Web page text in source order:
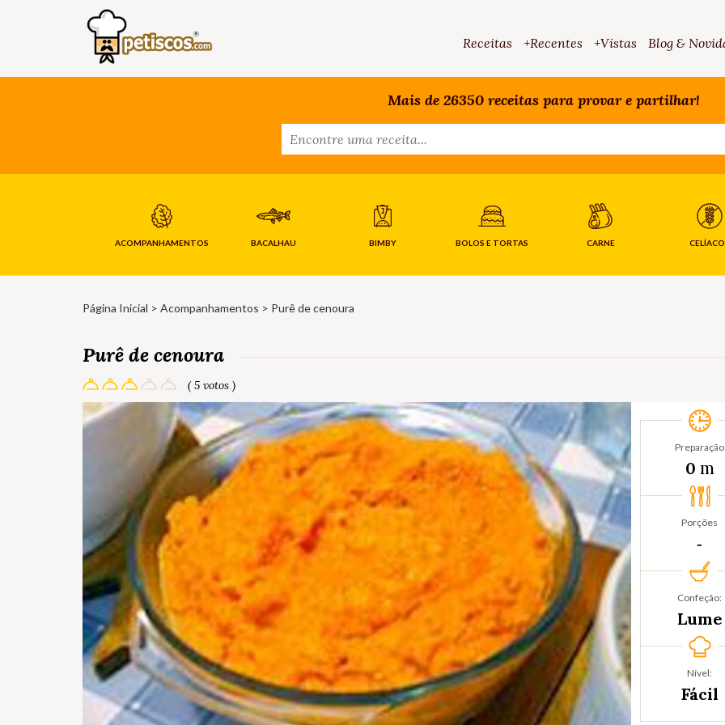
Receitas +Recentes +Vistas Blog &
Mais de 26350 receitas para provar e partilhar!
ACOMPANHAMENTOS BACALHAU BIMBY BOLOS E TORTAS CARNE
Página Inicial > Acompanhamentos > Purê de cenoura
Purê de cenoura
( 5 votos )
Preparação
0 m
Porções
‐
Confeção:
Lume
Nível:
Fácil